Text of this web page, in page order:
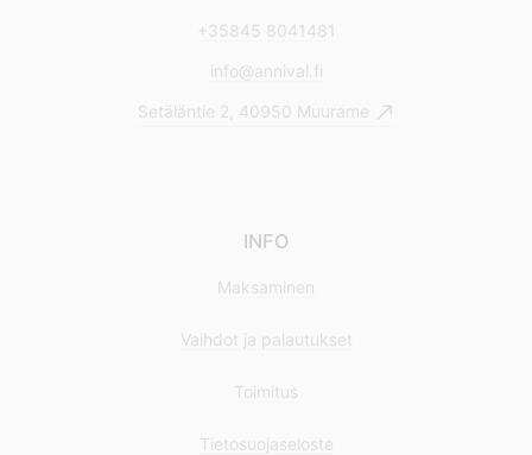
+35845 8041481
info@annival.fi
Setäläntie 2, 40950 Muurame
INFO
Maksaminen
Vaihdot ja palautukset
Toimitus
Tietosuojaseloste